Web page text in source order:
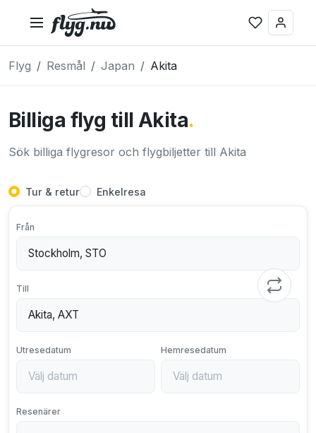
Flyg Resmål Japan Akita
Billiga flyg till Akita.
Sök billiga flygresor och flygbiljetter till Akita
Tur & retur Enkelresa
Från
Till
Utresedatum Hemresedatum
Resenärer